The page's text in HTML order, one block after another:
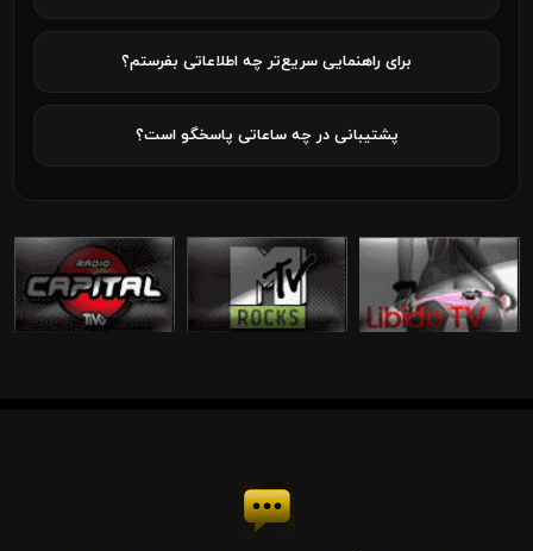
برای راهنمایی سریع‌تر چه اطلاعاتی بفرستم؟
پشتیبانی در چه ساعاتی پاسخگو است؟